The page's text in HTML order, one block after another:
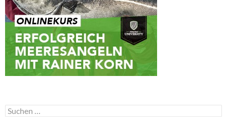
Suchen